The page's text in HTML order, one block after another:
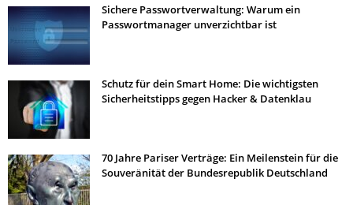
Sichere Passwortverwaltung: Warum ein
Passwortmanager unverzichtbar ist
Schutz für dein Smart Home: Die wichtigsten
Sicherheitstipps gegen Hacker & Datenklau
70 Jahre Pariser Verträge: Ein Meilenstein für die
Souveränität der Bundesrepublik Deutschland